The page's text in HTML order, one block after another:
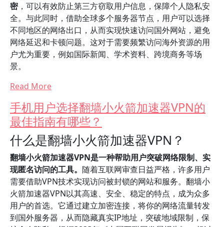
密，可以有效防止第三方窃取用户信息，保障个人隐私安
全。与此同时，借助全球多个服务器节点，用户可以选择
不同地区的网络出口，从而实现快速访问国外网站，避免
网络延迟和卡顿问题。这对于需要频繁访问海外资源的用
户尤为重要，例如国际新闻、学术资料、跨境商务等场
景。
Read More
手机用户选择翻墙小火箭加速器VPN的
最佳指南有哪些？
什么是翻墙小火箭加速器VPN？
翻墙小火箭加速器VPN是一种帮助用户突破网络限制、实
现匿名访问的工具。 随着互联网审查日益严格，许多用户
需要借助VPN技术实现访问被封锁的网站和服务。翻墙小
火箭加速器VPN以其高速、安全、稳定的特点，成为众多
用户的首选。它通过建立加密连接，将你的网络流量转发
到国外服务器，从而隐藏真实IP地址，突破地域限制，保